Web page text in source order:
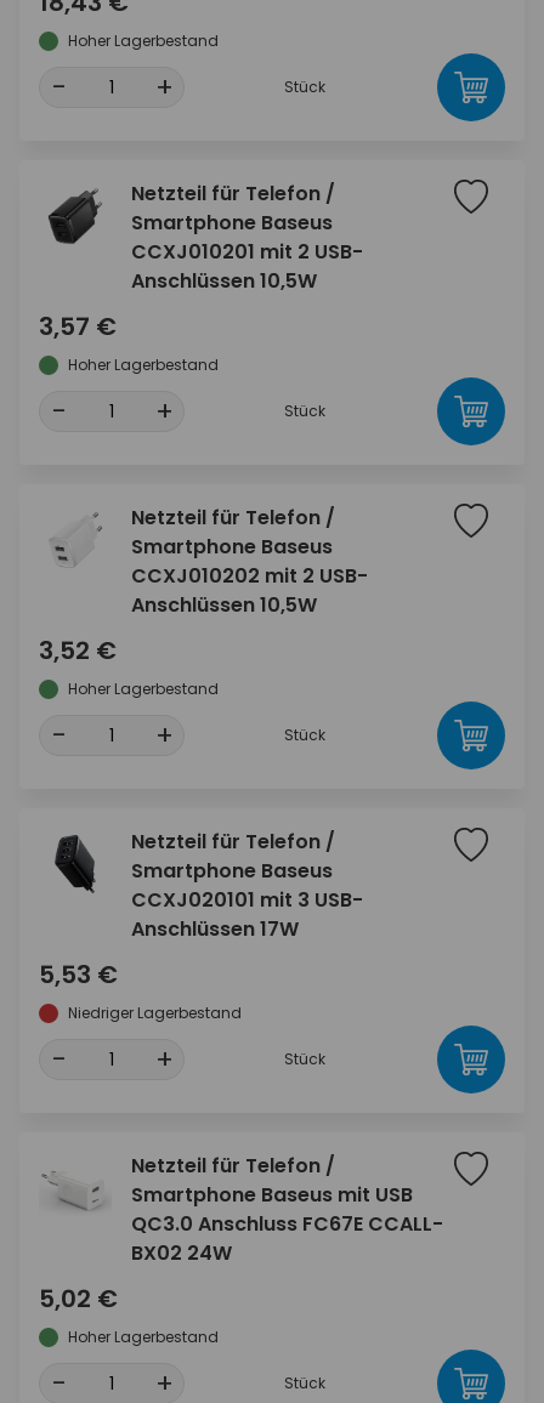
Hoher Lagerbestand
- + Stück
Netzteil für Telefon /
Smartphone Baseus
CCXJ010201 mit 2 USB-
Anschlüssen 10,5W
3,57 €
Hoher Lagerbestand
- + Stück
Netzteil für Telefon /
Smartphone Baseus
CCXJ010202 mit 2 USB-
Anschlüssen 10,5W
3,52 €
Hoher Lagerbestand
- + Stück
Netzteil für Telefon /
Smartphone Baseus
CCXJ020101 mit 3 USB-
Anschlüssen 17W
5,53 €
Niedriger Lagerbestand
- + Stück
Netzteil für Telefon /
Smartphone Baseus mit USB
QC3.0 Anschluss FC67E CCALL-
BX02 24W
5,02 €
Hoher Lagerbestand
- + Stück